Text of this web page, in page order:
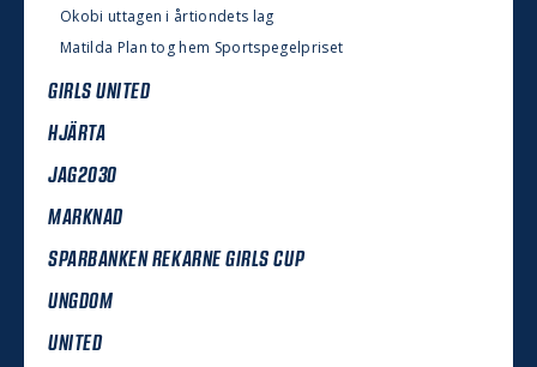
Okobi uttagen i årtiondets lag
Matilda Plan tog hem Sportspegelpriset
GIRLS UNITED
HJÄRTA
JAG2030
MARKNAD
SPARBANKEN REKARNE GIRLS CUP
UNGDOM
UNITED